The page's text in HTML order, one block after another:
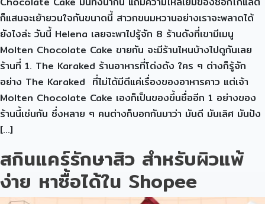
ก็แสนจะเย้ายวนใจกันขนาดนี้ สาวกขนมหวานอย่างเราจะพลาดได้
ยังไงล่ะ วันนี้ Helena เลยจะพาไปรู้จัก 8 ร้านดังที่เขามีเมนู
Molten Chocolate Cake ขายกัน จะมีร้านไหนบ้างไปดูกันเลย
ร้านที่ 1. The Karaked ร้านอาหารที่โด่งดัง ใคร ๆ ต่างก็รู้จัก
อย่าง The Karaked ที่ไม่ได้มีดีแค่เรื่องของอาหารคาว แต่เจ้า
Molten Chocolate Cake เองก็เป็นของขึ้นชื่ออีก 1 อย่างของ
ร้านนี้เช่นกัน ซึ่งหลาย ๆ คนต่างก็บอกกันมาว่า มันดี มันเลิศ มันปัง
[…]
สกินแคร์รักษาสิว สำหรับผิวแพ้
ง่าย หาซื้อได้ใน Shopee